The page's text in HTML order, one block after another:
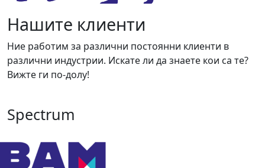
Нашите клиенти
Ние работим за различни постоянни клиенти в
различни индустрии. Искате ли да знаете кои са те?
Вижте ги по-долу!
Spectrum